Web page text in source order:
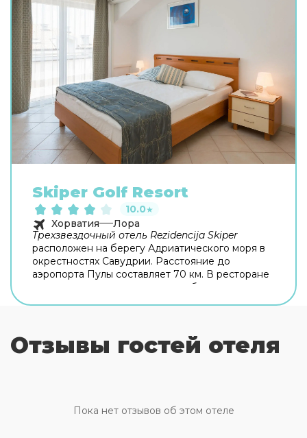
Skiper Golf Resort
10.0★
Хорватия
Лора
Трехзвездочный отель Rezidencija Skiper
расположен на берегу Адриатического моря в
окрестностях Савудрии. Расстояние до
аэропорта Пулы составляет 70 км. В ресторане
отеля вам подадут изысканные блюда
кухне. В апарт-отеле есть Rezidencija Skiper
открытый бассейн с террасой для загара,
При желании вы сможете взять напрокат
велосипед или автомобиль и отправиться в
Отзывы гостей отеля
Пока нет отзывов об этом отеле